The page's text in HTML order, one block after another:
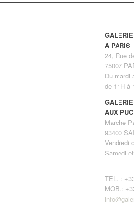
A PARIS
24, Rue
75007
Du mardi
de 11H à
AUX
Marche
93400
Vendredi
Samedi
TEL. :
MOB.: